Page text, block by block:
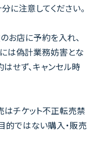
に注意してください。
お店に予約を入れ、
は偽計業務妨害とな
せず、キャンセル時
はチケット不正転売禁
的ではない購入・販売